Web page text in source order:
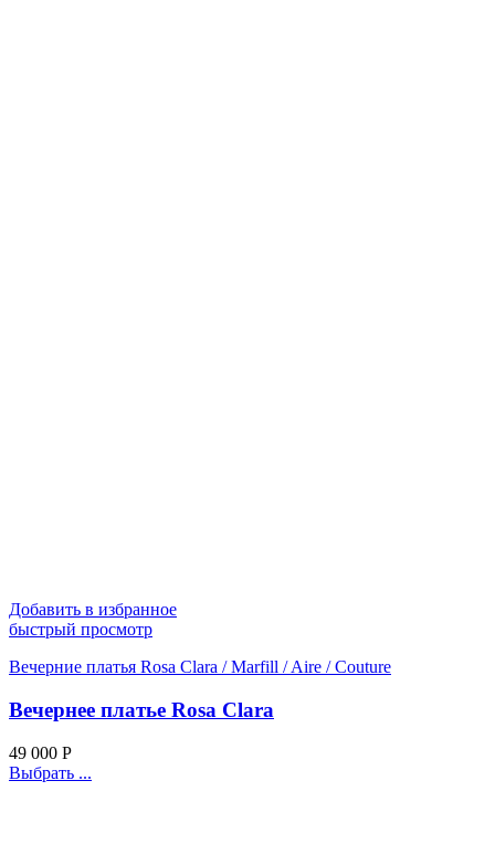
Добавить в избранное
быстрый просмотр
Вечерние платья Rosa Clara / Marfill / Aire / Couture
Вечернее платье Rosa Clara
49 000 Р
Выбрать ...